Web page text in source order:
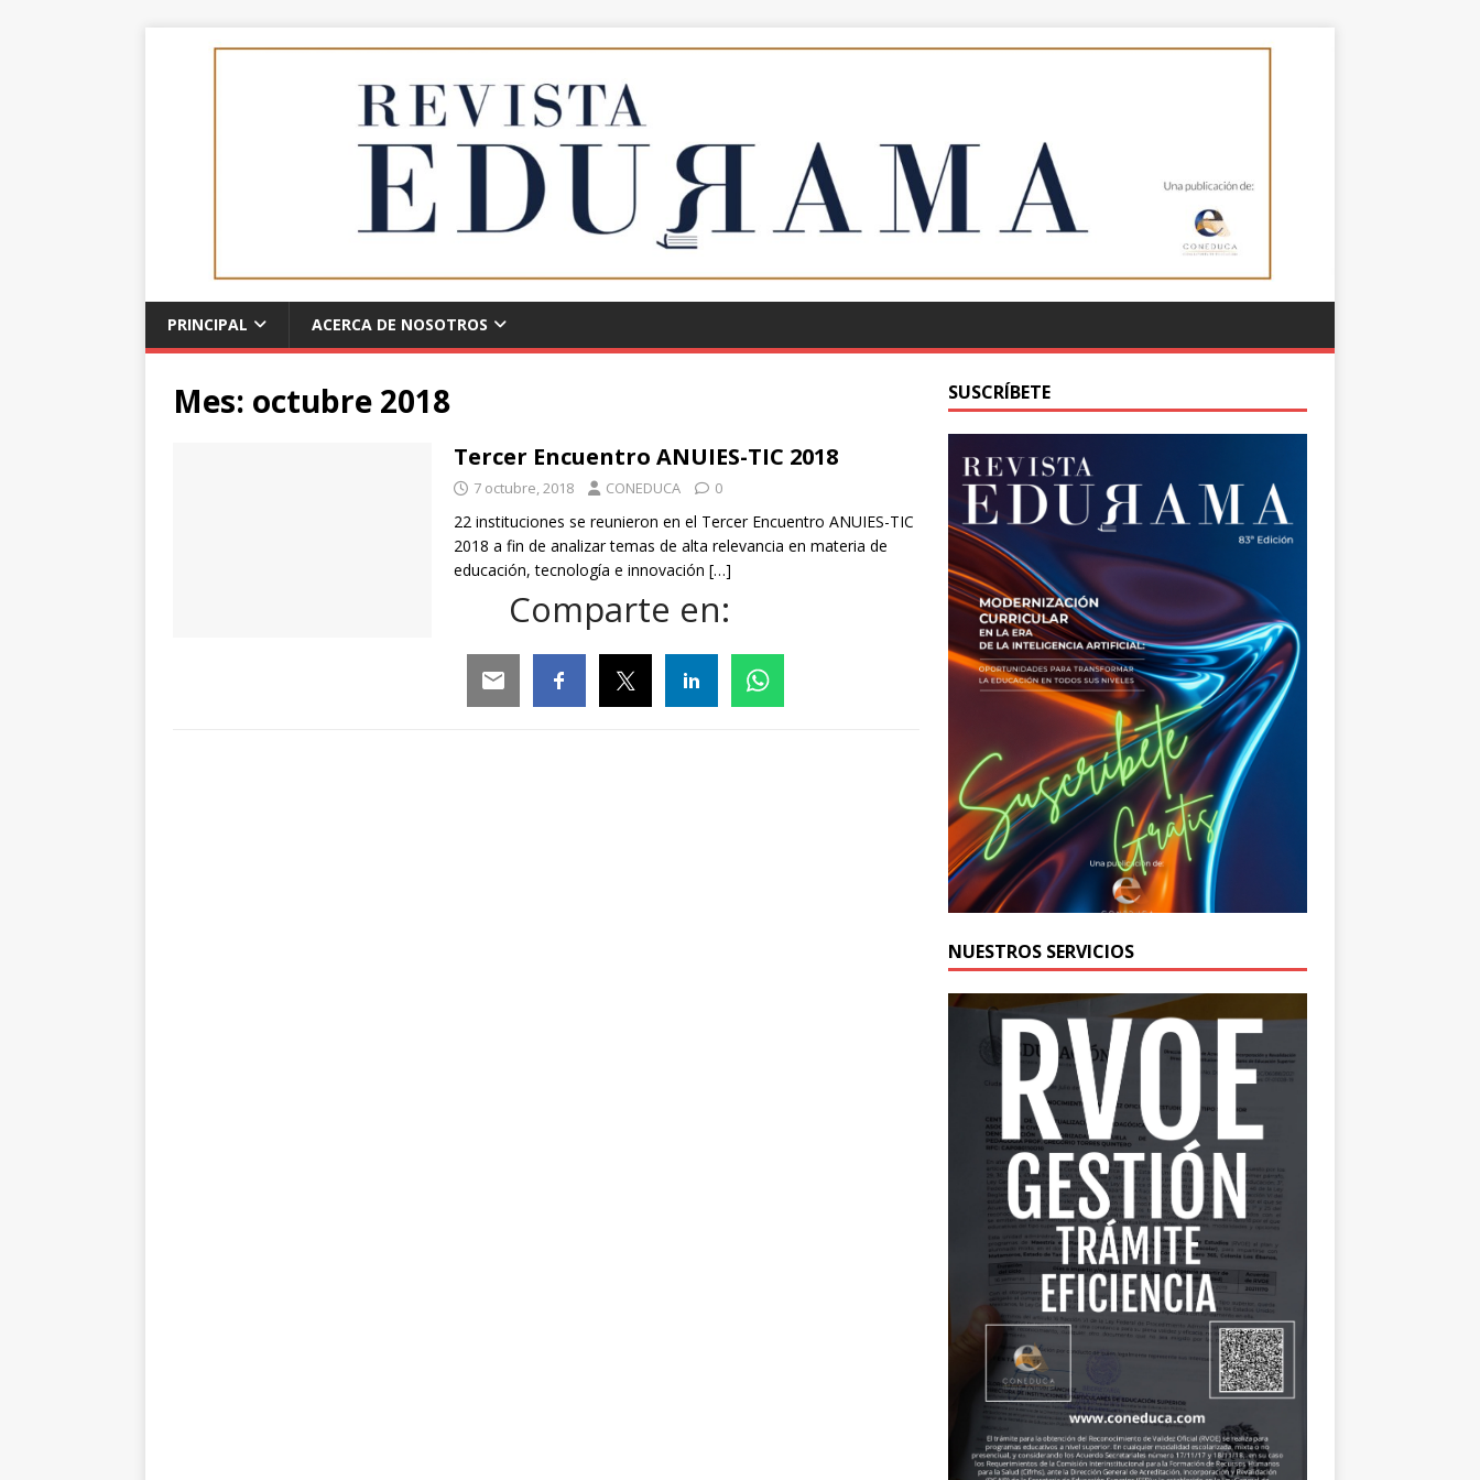
PRINCIPAL ACERCA DE NOSOTROS
Mes: octubre 2018
Tercer Encuentro ANUIES-TIC 2018
7 octubre, 2018 CONEDUCA 0
22 instituciones se reunieron en el Tercer Encuentro ANUIES-TIC
2018 a fin de analizar temas de alta relevancia en materia de
educación, tecnología e innovación […]
Comparte en:
SUSCRÍBETE
NUESTROS SERVICIOS